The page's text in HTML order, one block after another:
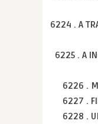
6224 . A
6225 . A
6226 .
6227 .
6228 .